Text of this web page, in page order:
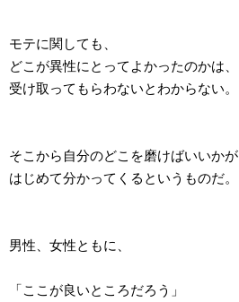
モテに関しても、
どこが異性にとってよかったのかは、
受け取ってもらわないとわからない。
そこから自分のどこを磨けばいいかが
はじめて分かってくるというものだ。
男性、女性ともに、
「ここが良いところだろう」